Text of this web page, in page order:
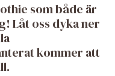
som både är
Låt oss dyka ner
kommer att